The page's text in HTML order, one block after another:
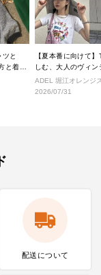
ツと
と着こ
【夏本番に向けて
しむ、大人のヴィ
ル
ADEL 堀江オレンジ
2026/07/31
配送について